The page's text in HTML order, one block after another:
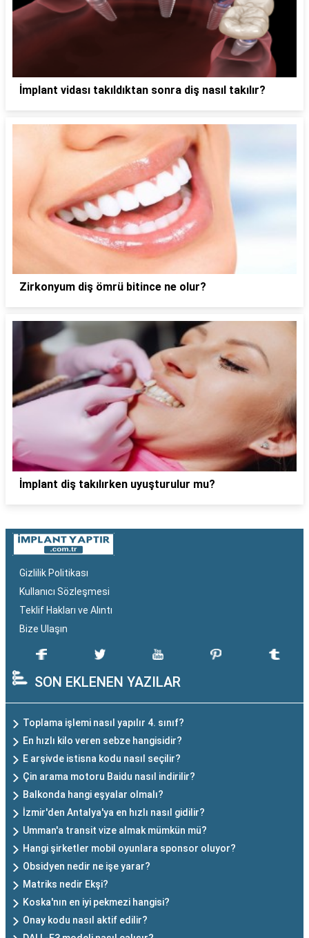
İmplant vidası takıldıktan sonra diş nasıl takılır?
Zirkonyum diş ömrü bitince ne olur?
İmplant diş takılırken uyuşturulur mu?
Gizlilik Politikası
Kullanıcı Sözleşmesi
Teklif Hakları ve Alıntı
Bize Ulaşın
SON EKLENEN YAZILAR
Toplama işlemi nasıl yapılır 4. sınıf?
En hızlı kilo veren sebze hangisidir?
E arşivde istisna kodu nasıl seçilir?
Çin arama motoru Baidu nasıl indirilir?
Balkonda hangi eşyalar olmalı?
İzmir'den Antalya'ya en hızlı nasıl gidilir?
Umman'a transit vize almak mümkün mü?
Hangi şirketler mobil oyunlara sponsor oluyor?
Obsidyen nedir ne işe yarar?
Matriks nedir Ekşi?
Koska'nın en iyi pekmezi hangisi?
Onay kodu nasıl aktif edilir?